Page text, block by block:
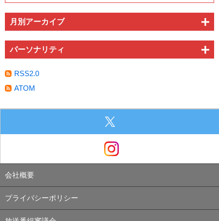
月別アーカイブ
パーソナリティ
RSS2.0
ATOM
会社概要
プライバシーポリシー